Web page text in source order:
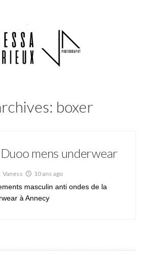
boxer
mens underwear
Vaness 10 ans ago
masculin anti ondes de la
à Annecy